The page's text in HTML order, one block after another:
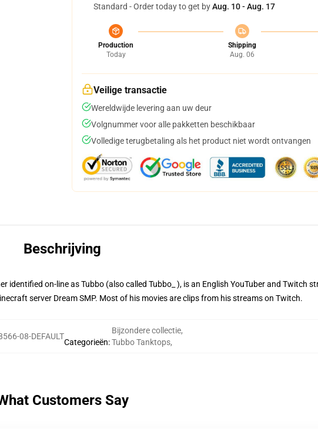
Standard - Order today to get byAug. 10 - Aug. 17
Production
Today
Shipping
Aug. 06
Veilige transactie
Wereldwijde levering aan uw deur
Volgnummer voor alle pakketten beschikbaar
Volledige terugbetaling als het product niet wordt ontvangen
Beschrijving
identified on-line as Tubbo (also called Tubbo_ ), is an English YouTuber and Twitch
server Dream SMP. Most of his movies are clips from his streams on Twitch.
08-DEFAULT
Categorieën:
Bijzondere collectie,
Tubbo Tanktops,
Customers Say